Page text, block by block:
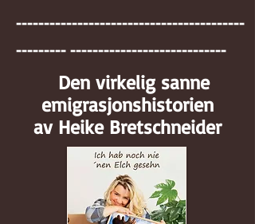
-----------------------------------------
--------- ----------------------------
Den virkelig sanne
emigrasjonshistorien
av Heike Bretschneider